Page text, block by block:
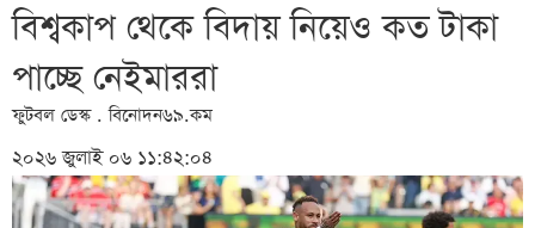
বিশ্বকাপ থেকে বিদায় নিয়েও কত টাকা
পাচ্ছে নেইমাররা
ফুটবল ডেস্ক . বিনোদন৬৯.কম
২০২৬ জুলাই ০৬ ১১:৪২:০৪